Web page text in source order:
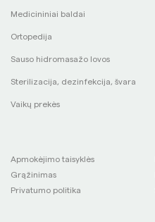
Medicininiai baldai
Ortopedija
Sauso hidromasažo lovos
Sterilizacija, dezinfekcija, švara
Vaikų prekės
Apmokėjimo taisyklės
Grąžinimas
Privatumo politika